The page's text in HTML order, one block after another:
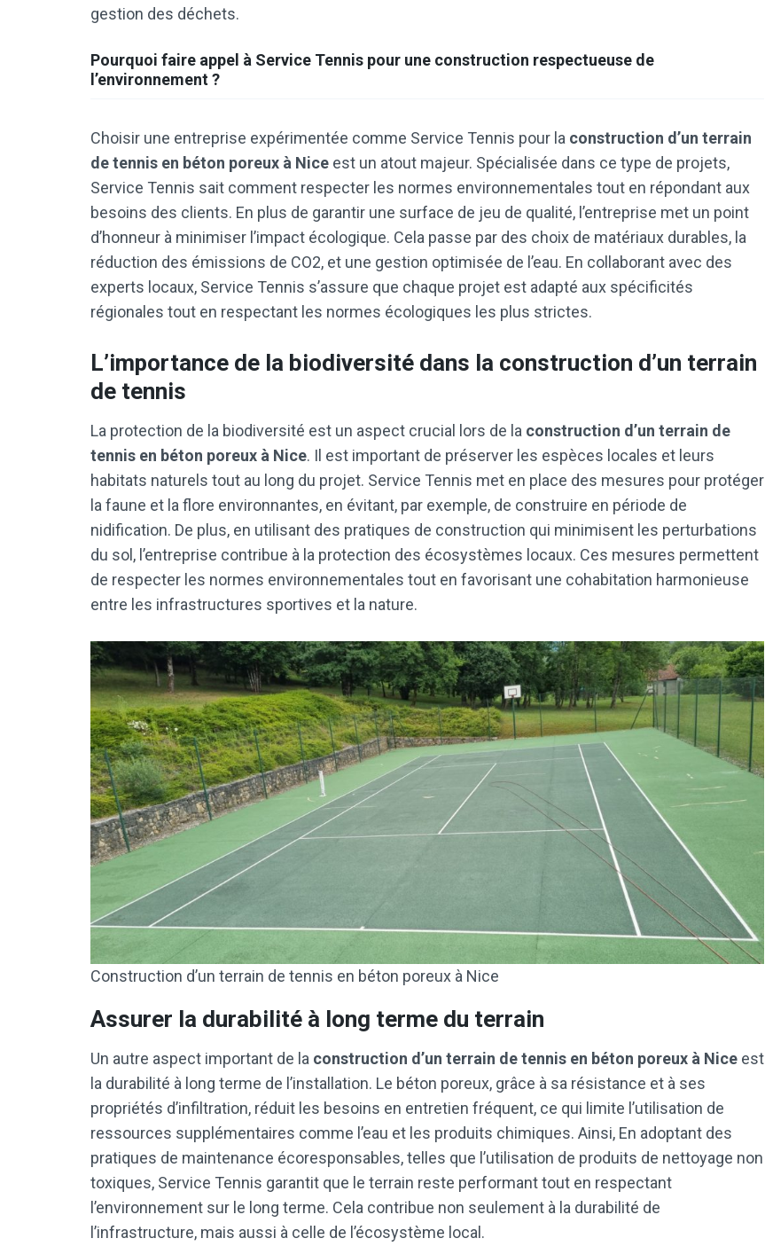
gestion des déchets.
Pourquoi faire appel à Service Tennis pour une construction respectueuse de
l’environnement ?
Choisir une entreprise expérimentée comme Service Tennis pour la construction d’un terrain
de tennis en béton poreux à Nice est un atout majeur. Spécialisée dans ce type de projets,
Service Tennis sait comment respecter les normes environnementales tout en répondant aux
besoins des clients. En plus de garantir une surface de jeu de qualité, l’entreprise met un point
d’honneur à minimiser l’impact écologique. Cela passe par des choix de matériaux durables, la
réduction des émissions de CO2, et une gestion optimisée de l’eau. En collaborant avec des
experts locaux, Service Tennis s’assure que chaque projet est adapté aux spécificités
régionales tout en respectant les normes écologiques les plus strictes.
L’importance de la biodiversité dans la construction d’un terrain
de tennis
La protection de la biodiversité est un aspect crucial lors de la construction d’un terrain de
tennis en béton poreux à Nice. Il est important de préserver les espèces locales et leurs
habitats naturels tout au long du projet. Service Tennis met en place des mesures pour protéger
la faune et la flore environnantes, en évitant, par exemple, de construire en période de
nidification. De plus, en utilisant des pratiques de construction qui minimisent les perturbations
du sol, l’entreprise contribue à la protection des écosystèmes locaux. Ces mesures permettent
de respecter les normes environnementales tout en favorisant une cohabitation harmonieuse
entre les infrastructures sportives et la nature.
Construction d’un terrain de tennis en béton poreux à Nice
Assurer la durabilité à long terme du terrain
Un autre aspect important de la construction d’un terrain de tennis en béton poreux à Nice est
la durabilité à long terme de l’installation. Le béton poreux, grâce à sa résistance et à ses
propriétés d’infiltration, réduit les besoins en entretien fréquent, ce qui limite l’utilisation de
ressources supplémentaires comme l’eau et les produits chimiques. Ainsi, En adoptant des
pratiques de maintenance écoresponsables, telles que l’utilisation de produits de nettoyage non
toxiques, Service Tennis garantit que le terrain reste performant tout en respectant
l’environnement sur le long terme. Cela contribue non seulement à la durabilité de
l’infrastructure, mais aussi à celle de l’écosystème local.